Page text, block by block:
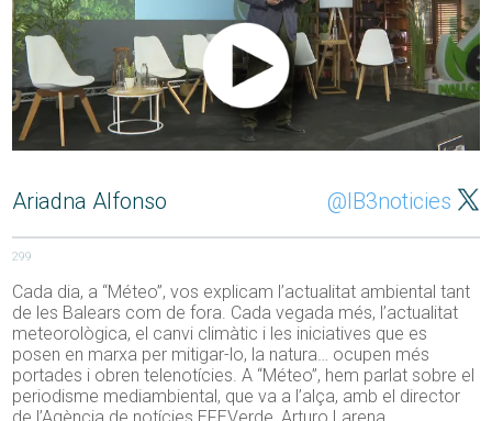
Ariadna Alfonso @IB3noticies
299
Cada dia, a “Méteo”, vos explicam l’actualitat ambiental tant
de les Balears com de fora. Cada vegada més, l’actualitat
meteorològica, el canvi climàtic i les iniciatives que es
posen en marxa per mitigar-lo, la natura… ocupen més
portades i obren telenotícies. A “Méteo”, hem parlat sobre el
periodisme mediambiental, que va a l’alça, amb el director